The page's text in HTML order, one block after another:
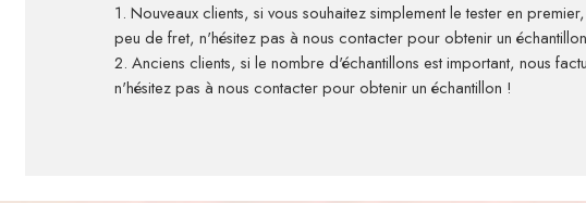
1. Nouveaux clients, si vous souhaitez simplement le tester en
peu de fret, n'hésitez pas à nous contacter pour obtenir un
2. Anciens clients, si le nombre d'échantillons est important, nous
n'hésitez pas à nous contacter pour obtenir un échantillon !